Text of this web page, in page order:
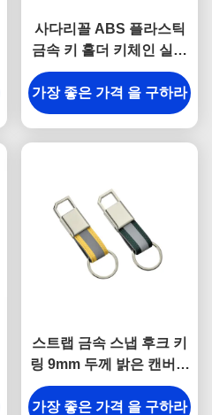
사다리꼴 ABS 플라스틱
금속 키 홀더 키체인 실버
전기도금
가장 좋은 가격 을 구하라
스트랩 금속 스냅 후크 키
링 9mm 두께 밝은 캔버스
키 홀더 기념품
가장 좋은 가격 을 구하라